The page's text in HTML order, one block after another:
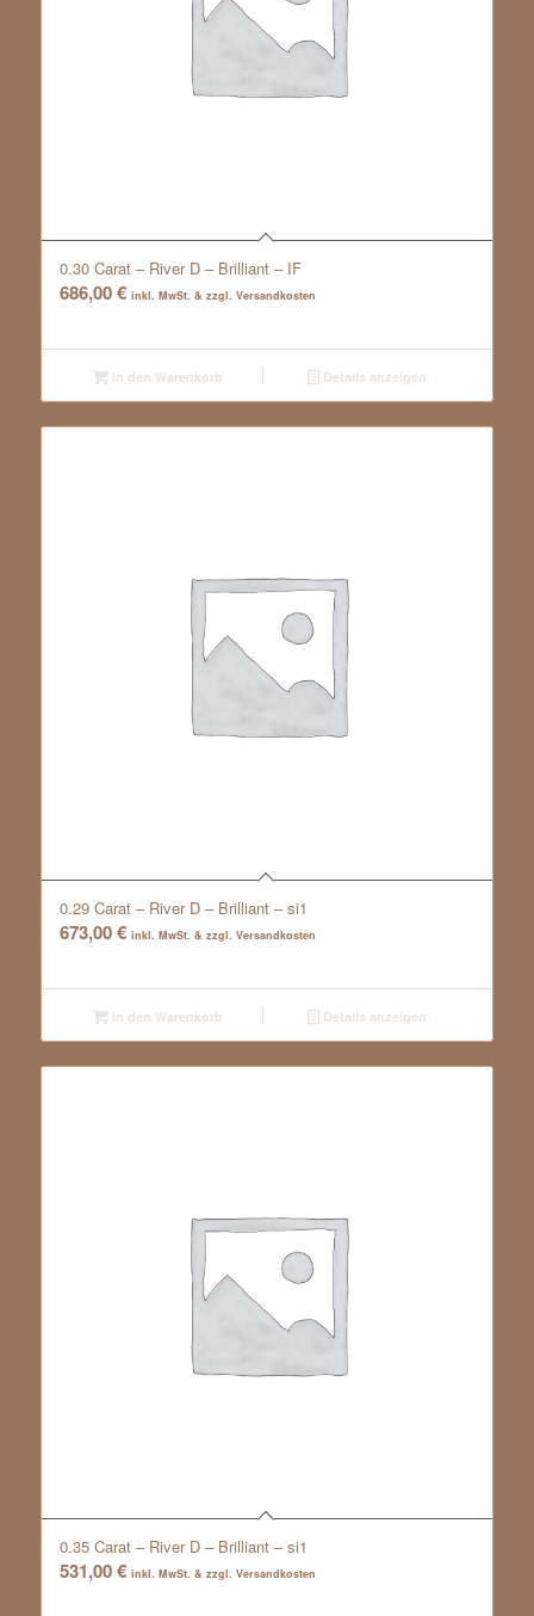
0.30 Carat – River D – Brilliant – IF
686,00€ inkl. MwSt. & zzgl. Versandkosten
In den Warenkorb Details anzeigen
0.29 Carat – River D – Brilliant – si1
673,00€ inkl. MwSt. & zzgl. Versandkosten
In den Warenkorb Details anzeigen
0.35 Carat – River D – Brilliant – si1
531,00€ inkl. MwSt. & zzgl. Versandkosten